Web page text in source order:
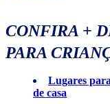
CONFIRA +
PARA
Lugares
de casa